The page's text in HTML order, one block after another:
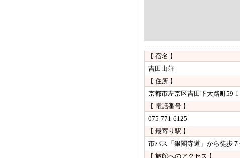
【 宿名 】
吉田山荘
【 住所 】
京都市左京区吉田下大路町59-1
【 電話番号 】
075-771-6125
【 最寄り駅 】
市バス「銀閣寺道」から徒歩
【 旅館へのアクセス 】